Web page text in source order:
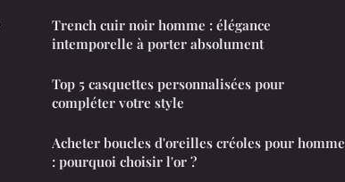
Trench cuir noir homme : élégance
intemporelle à porter absolument
Top 5 casquettes personnalisées pour
compléter votre style
Acheter boucles d'oreilles créoles pour homme
: pourquoi choisir l'or ?